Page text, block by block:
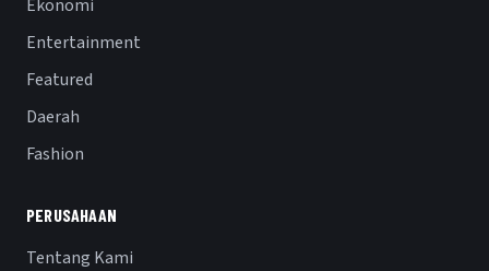
Ekonomi
Entertainment
Featured
Daerah
Fashion
PERUSAHAAN
Tentang Kami